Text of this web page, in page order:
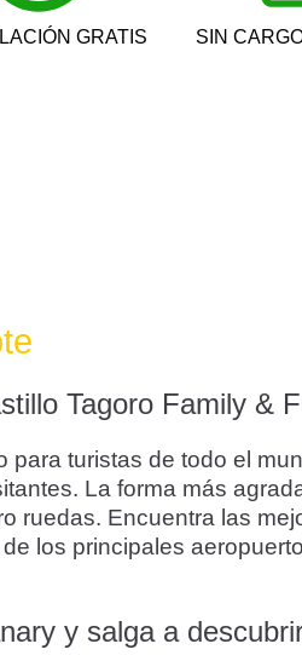
GRATIS SIN
Tagoro Family &
turistas de todo el
La forma más
ruedas. Encuentra las
los principales
y salga a